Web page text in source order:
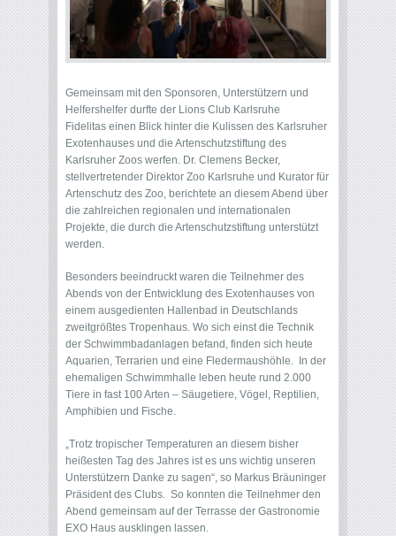
Gemeinsam mit den Sponsoren, Unterstützern und
Helfershelfer durfte der Lions Club Karlsruhe
Fidelitas einen Blick hinter die Kulissen des Karlsruher
Exotenhauses und die Artenschutzstiftung des
Karlsruher Zoos werfen. Dr. Clemens Becker,
stellvertretender Direktor Zoo Karlsruhe und Kurator für
Artenschutz des Zoo, berichtete an diesem Abend über
die zahlreichen regionalen und internationalen
Projekte, die durch die Artenschutzstiftung unterstützt
werden.
Besonders beeindruckt waren die Teilnehmer des
Abends von der Entwicklung des Exotenhauses von
einem ausgedienten Hallenbad in Deutschlands
zweitgrößtes Tropenhaus. Wo sich einst die Technik
der Schwimmbadanlagen befand, finden sich heute
Aquarien, Terrarien und eine Fledermaushöhle. In der
ehemaligen Schwimmhalle leben heute rund 2.000
Tiere in fast 100 Arten – Säugetiere, Vögel, Reptilien,
Amphibien und Fische.
„Trotz tropischer Temperaturen an diesem bisher
heißesten Tag des Jahres ist es uns wichtig unseren
Unterstützern Danke zu sagen“, so Markus Bräuninger
Präsident des Clubs. So konnten die Teilnehmer den
Abend gemeinsam auf der Terrasse der Gastronomie
EXO Haus ausklingen lassen.